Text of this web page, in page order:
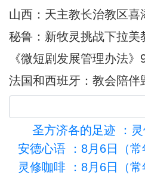
山西：天主教长治教区喜
秘鲁：新牧灵挑战下拉美
同
《微短剧发展管理办法
宗教内容的微短剧作出规
法国和西班牙：教会陪伴
圣方济各的足迹 ：
安德心语 ：8月6日（常
灵修咖啡 ：8月6日（常